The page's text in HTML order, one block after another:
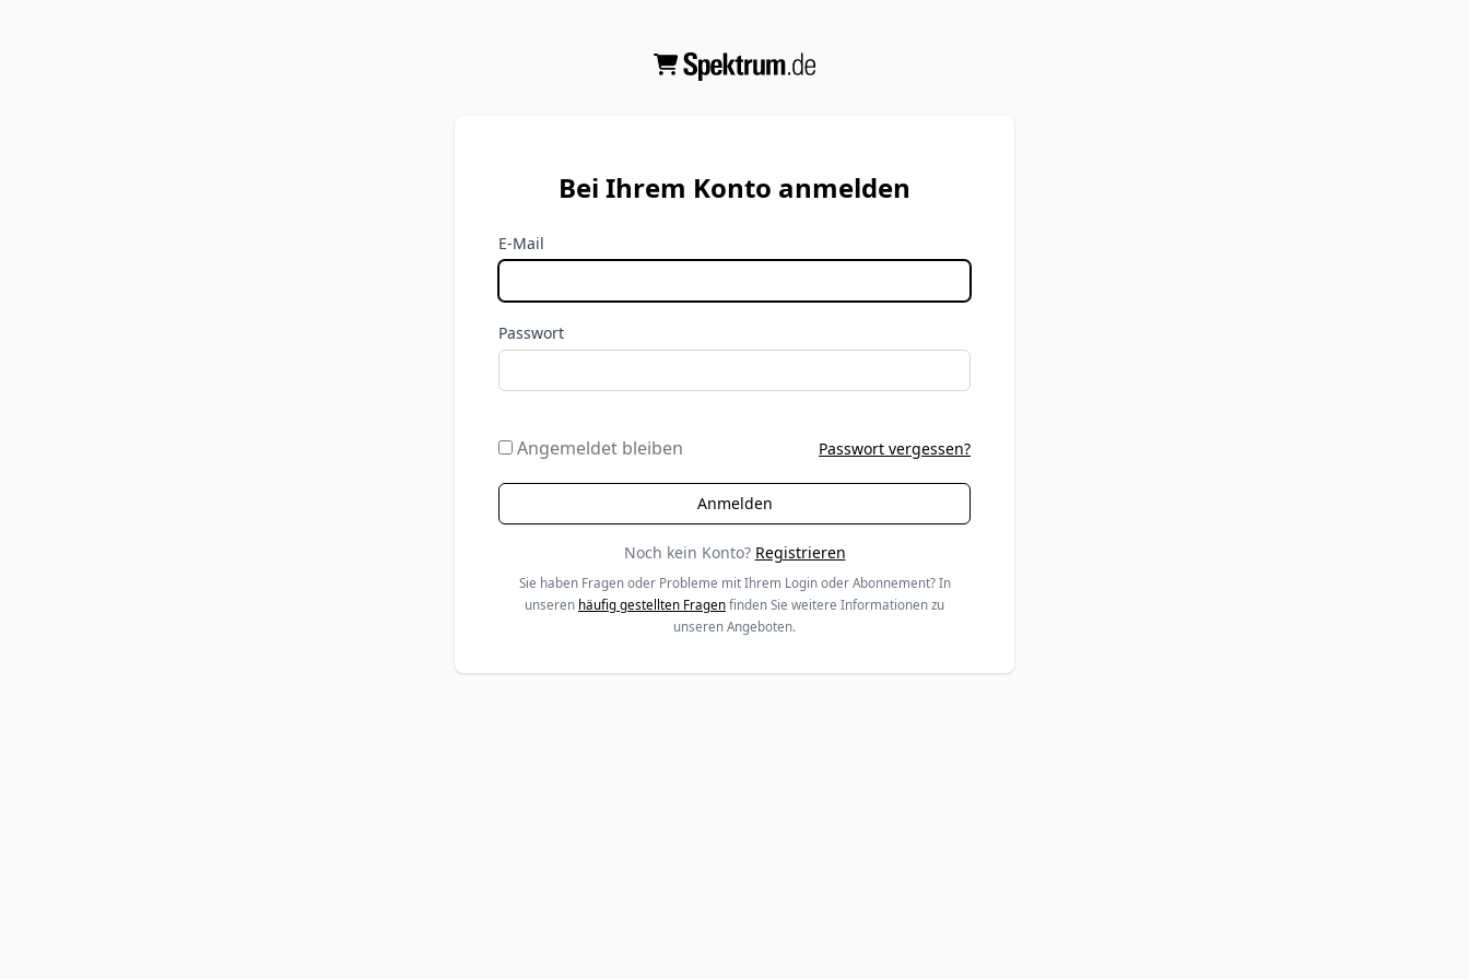
Bei Ihrem Konto anmelden
E-Mail
Passwort
Angemeldet bleiben Passwort vergessen?
Noch kein Konto? Registrieren
Sie haben Fragen oder Probleme mit Ihrem Login oder Abonnement? In
unseren häufig gestellten Fragen finden Sie weitere Informationen zu
unseren Angeboten.